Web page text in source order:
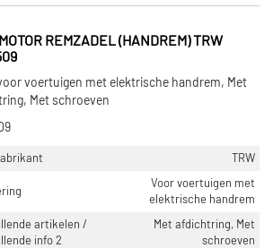
REMZADEL (HANDREM) TRW
voor voertuigen met elektrische handrem, Met
Met schroeven
TRW
Voor voertuigen met
elektrische handrem
artikelen /
info 2
Met afdichtring, Met
schroeven